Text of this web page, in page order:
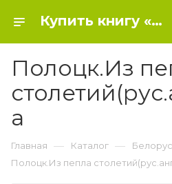
Купить книгу «Полоцк.Из пепла столетий(рус.англ.яз)Ф/а» 2010, Пешин С.В. сост. - Белорусская литература
Полоцк.Из
а
Главная — Каталог —
Полоцк.Из пепла